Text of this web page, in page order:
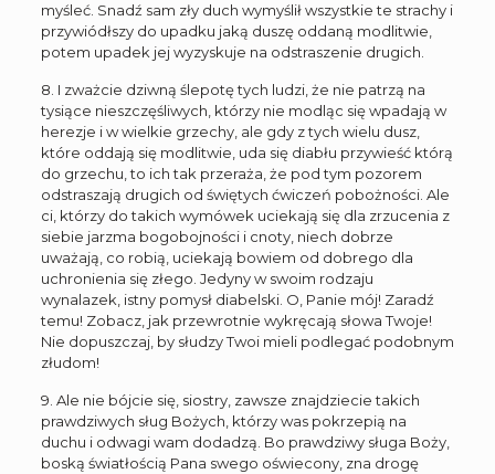
myśleć. Snadź sam zły duch wymyślił wszystkie te strachy i
przywiódłszy do upadku jaką duszę oddaną modlitwie,
potem upadek jej wyzyskuje na odstraszenie drugich.
8. I zważcie dziwną ślepotę tych ludzi, że nie patrzą na
tysiące nieszczęśliwych, którzy nie modląc się wpadają w
herezje i w wielkie grzechy, ale gdy z tych wielu dusz,
które oddają się modlitwie, uda się diabłu przywieść którą
do grzechu, to ich tak przeraża, że pod tym pozorem
odstraszają drugich od świętych ćwiczeń pobożności. Ale
ci, którzy do takich wymówek uciekają się dla zrzucenia z
siebie jarzma bogobojności i cnoty, niech dobrze
uważają, co robią, uciekają bowiem od dobrego dla
uchronienia się złego. Jedyny w swoim rodzaju
wynalazek, istny pomysł diabelski. O, Panie mój! Zaradź
temu! Zobacz, jak przewrotnie wykręcają słowa Twoje!
Nie dopuszczaj, by słudzy Twoi mieli podlegać podobnym
złudom!
9. Ale nie bójcie się, siostry, zawsze znajdziecie takich
prawdziwych sług Bożych, którzy was pokrzepią na
duchu i odwagi wam dodadzą. Bo prawdziwy sługa Boży,
boską światłością Pana swego oświecony, zna drogę